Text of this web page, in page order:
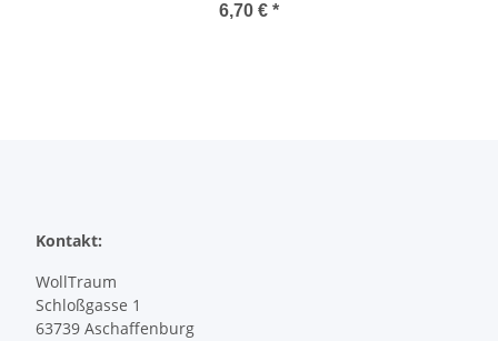
6,70 € *
Kontakt:
WollTraum
Schloßgasse 1
63739 Aschaffenburg